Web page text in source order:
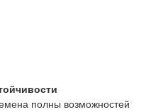
полны возможностей